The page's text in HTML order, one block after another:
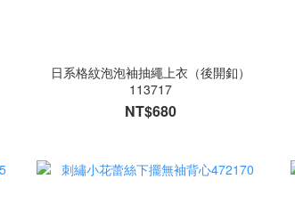
日系格紋泡泡袖抽繩上衣（後開釦）
113717
NT$680